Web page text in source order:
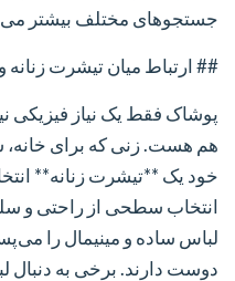
جستجوهای مختلف بیشتر
## ارتباط میان تیشرت
پوشاک فقط یک نیاز فیزیکی
هم هست. زنی که برای خانه،
خود یک **تیشرت زنانه**
انتخاب سطحی از راحتی و
لباس ساده و مینیمال را
دوست دارند. برخی به دنبال